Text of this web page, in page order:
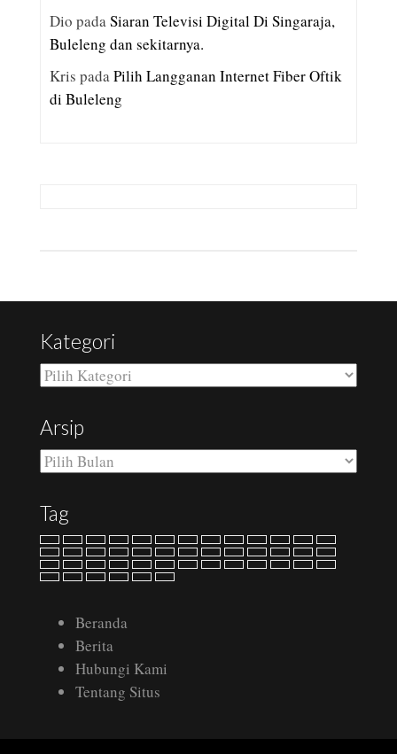
Dio padaSiaran Televisi Digital Di Singaraja,
Buleleng dan sekitarnya.
Kris padaPilih Langganan Internet Fiber Oftik
di Buleleng
Kategori
Kategori
Arsip
Arsip
Tag
Beranda
Berita
Hubungi Kami
Tentang Situs